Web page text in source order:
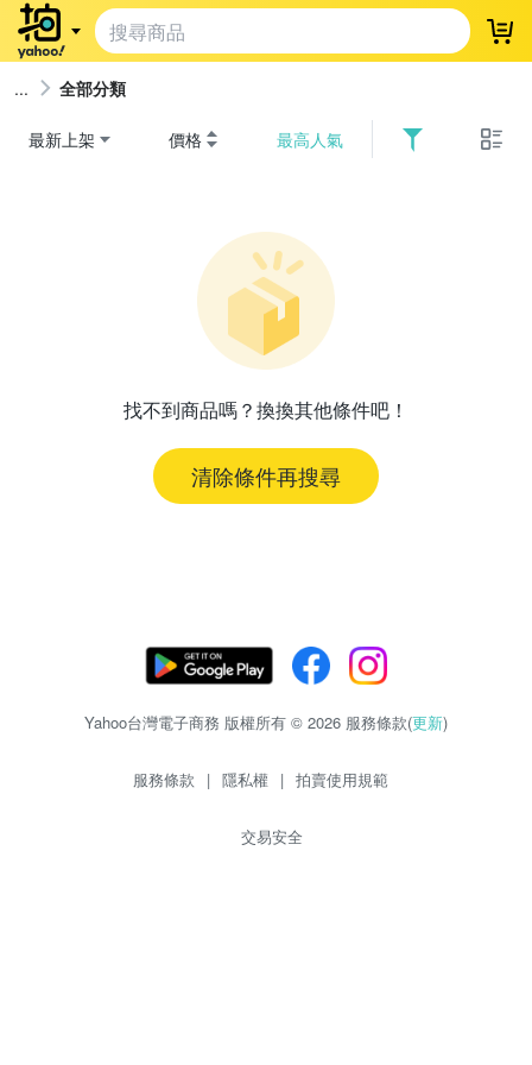
登
全部分類
最新上架 價格 最高人氣
找不到商品嗎？換換其他條件吧！
清除條件再搜尋
Yahoo台灣電子商務 版權所有 © 2026 服務條款(更新)
服務條款 | 隱私權 | 拍賣使用規範
交易安全